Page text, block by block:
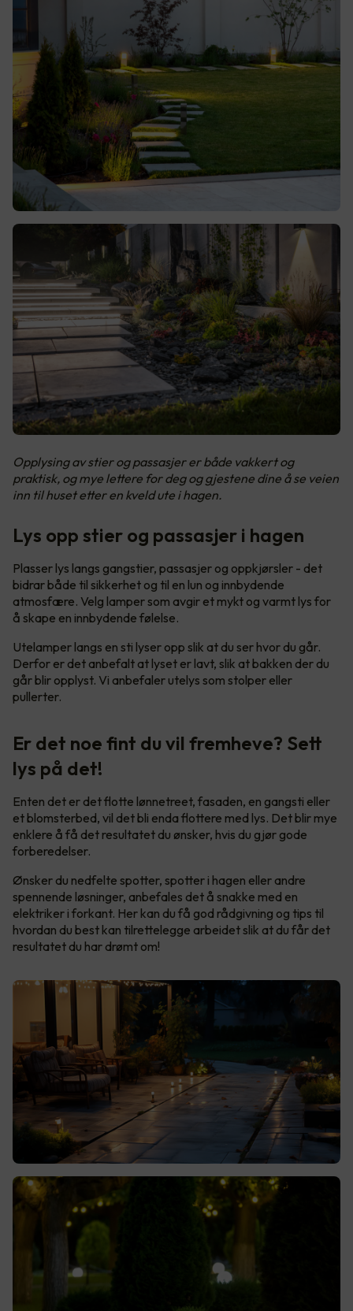
Opplysing av stier og passasjer er både vakkert og
praktisk, og mye lettere for deg og gjestene dine å se veien
inn til huset etter en kveld ute i hagen.
Lys opp stier og passasjer i hagen
Plasser lys langs gangstier, passasjer og oppkjørsler - det
bidrar både til sikkerhet og til en lun og innbydende
atmosfære. Velg lamper som avgir et mykt og varmt lys for
å skape en innbydende følelse.
Utelamper langs en sti lyser opp slik at du ser hvor du går.
Derfor er det anbefalt at lyset er lavt, slik at bakken der du
går blir opplyst. Vi anbefaler utelys som stolper eller
pullerter.
Er det noe fint du vil fremheve? Sett
lys på det!
Enten det er det flotte lønnetreet, fasaden, en gangsti eller
et blomsterbed, vil det bli enda flottere med lys. Det blir mye
enklere å få det resultatet du ønsker, hvis du gjør gode
forberedelser.
Ønsker du nedfelte spotter, spotter i hagen eller andre
spennende løsninger, anbefales det å snakke med en
elektriker i forkant. Her kan du få god rådgivning og tips til
hvordan du best kan tilrettelegge arbeidet slik at du får det
resultatet du har drømt om!